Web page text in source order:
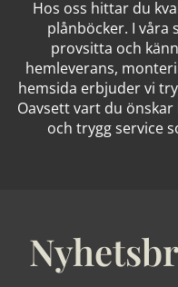
Hos oss hittar du
plånböcker. I våra
provsitta och
hemleverans,
hemsida erbjuder vi
Oavsett vart du
och trygg service